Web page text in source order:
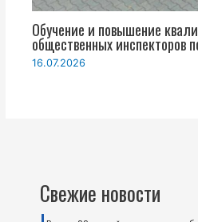
Обучение и повышение
общественных инспекторов
16.07.2026
Свежие новости